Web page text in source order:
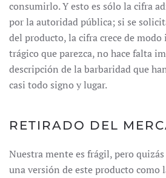
consumirlo. Y esto es sólo la cifra
por la autoridad pública; si se
del producto, la cifra crece de
trágico que parezca, no hace falta
descripción de la barbaridad que
casi todo signo y lugar.
RETIRADO DEL
Nuestra mente es frágil, pero
una versión de este producto como